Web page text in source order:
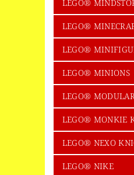
LEGO®
LEGO®
LEGO®
LEGO® MINIONS
LEGO®
LEGO® MONKIE
LEGO® NEXO
LEGO® NIKE